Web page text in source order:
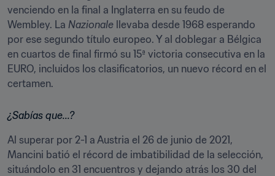
venciendo en la final a Inglaterra en su feudo de
Wembley. La Nazionale llevaba desde 1968 esperando
por ese segundo título europeo. Y al doblegar a Bélgica
en cuartos de final firmó su 15ª victoria consecutiva en la
EURO, incluidos los clasificatorios, un nuevo récord en el
certamen.
¿Sabías que...?
Al superar por 2-1 a Austria el 26 de junio de 2021,
Mancini batió el récord de imbatibilidad de la selección,
situándolo en 31 encuentros y dejando atrás los 30 del